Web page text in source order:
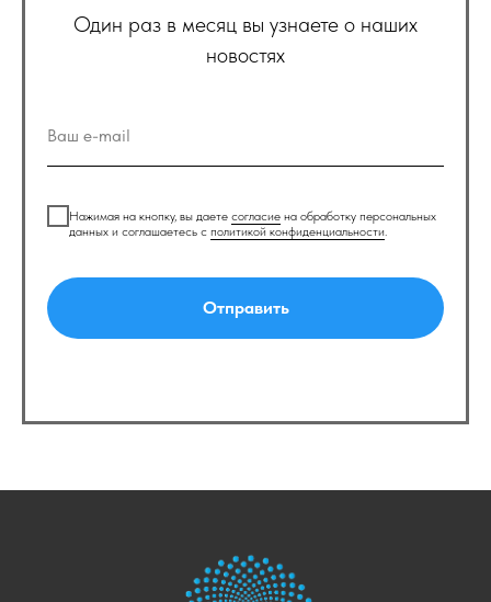
Один раз в месяц вы узнаете о наших
новостях
Нажимая на кнопку, вы даете согласие на обработку персональных
данных и соглашаетесь c политикой конфиденциальности
Отправить